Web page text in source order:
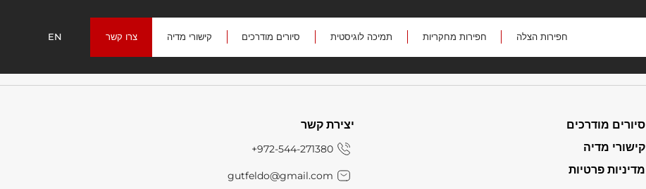
חפירות הצלה חפירות מחקריות תמיכה לוגיסטית סיורים מודרכים קישורי מדיה צרו קשר EN
סיורים מודרכים
קישורי מדיה
מדיניות פרטיות
יצירת קשר
972-544-271380+
gutfeldo@gmail.com